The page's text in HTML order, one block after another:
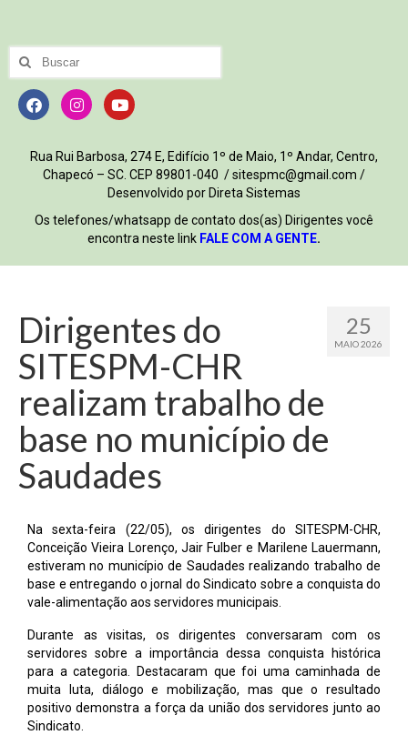
Rua Rui Barbosa, 274 E, Edifício 1º de Maio, 1º Andar, Centro,
Chapecó – SC. CEP 89801-040 / sitespmc@gmail.com /
Desenvolvido por Direta Sistemas
Os telefones/whatsapp de contato dos(as) Dirigentes você
encontra neste link FALE COM A GENTE.
25
MAIO 2026
Dirigentes do
SITESPM-CHR
realizam trabalho de
base no município de
Saudades
Na sexta-feira (22/05), os dirigentes do SITESPM-CHR,
Conceição Vieira Lorenço, Jair Fulber e Marilene Lauermann,
estiveram no município de Saudades realizando trabalho de
base e entregando o jornal do Sindicato sobre a conquista do
vale-alimentação aos servidores municipais.
Durante as visitas, os dirigentes conversaram com os
servidores sobre a importância dessa conquista histórica
para a categoria. Destacaram que foi uma caminhada de
muita luta, diálogo e mobilização, mas que o resultado
positivo demonstra a força da união dos servidores junto ao
Sindicato.